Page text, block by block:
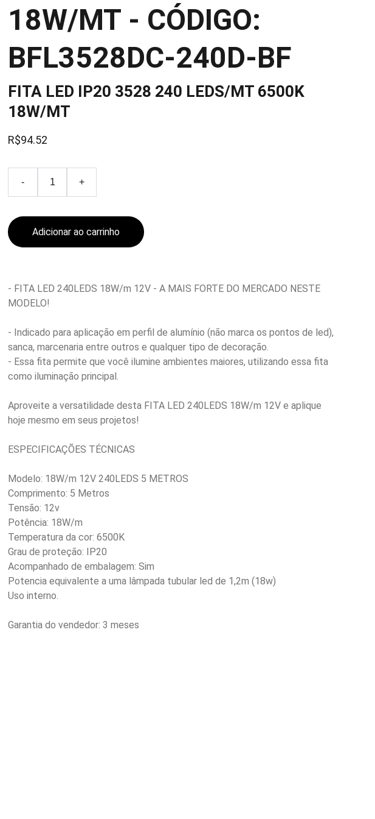
18W/MT - CÓDIGO:
BFL3528DC-240D-BF
FITA LED IP20 3528 240 LEDS/MT 6500K
18W/MT
R$94.52
- +
Adicionar ao carrinho
- FITA LED 240LEDS 18W/m 12V - A MAIS FORTE DO MERCADO NESTE
MODELO!
- Indicado para aplicação em perfil de alumínio (não marca os pontos de led),
sanca, marcenaria entre outros e qualquer tipo de decoração.
- Essa fita permite que você ilumine ambientes maiores, utilizando essa fita
como iluminação principal.
Aproveite a versatilidade desta FITA LED 240LEDS 18W/m 12V e aplique
hoje mesmo em seus projetos!
ESPECIFICAÇÕES TÉCNICAS
Modelo: 18W/m 12V 240LEDS 5 METROS
Comprimento: 5 Metros
Tensão: 12v
Potência: 18W/m
Temperatura da cor: 6500K
Grau de proteção: IP20
Acompanhado de embalagem: Sim
Potencia equivalente a uma lâmpada tubular led de 1,2m (18w)
Uso interno.
Garantia do vendedor: 3 meses